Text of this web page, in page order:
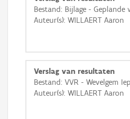
Basis Lagen
Ortho
GRB-Basiskaart
GRB-Basiskaart in
Bestand: Bijlage - Geplande
Auteur(s): WILLAERT Aaron
Verslag van resultaten
Bestand: VVR - Wevelgem
Auteur(s): WILLAERT Aaron